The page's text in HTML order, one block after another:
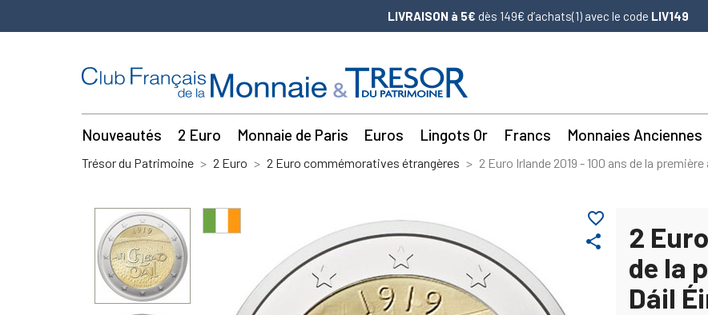
LIVRAISON à 5€ dès 149€ d’achats(1) avec le code LIV149
Nouveautés 2 Euro Monnaie de Paris Euros Lingots Or Francs Monnaies Anciennes
Trésor du Patrimoine 2 Euro 2 Euro commémoratives étrangères 2 Euro Irlande 2019 - 100 ans de la
share
favorite_border
2
de la
Dáil